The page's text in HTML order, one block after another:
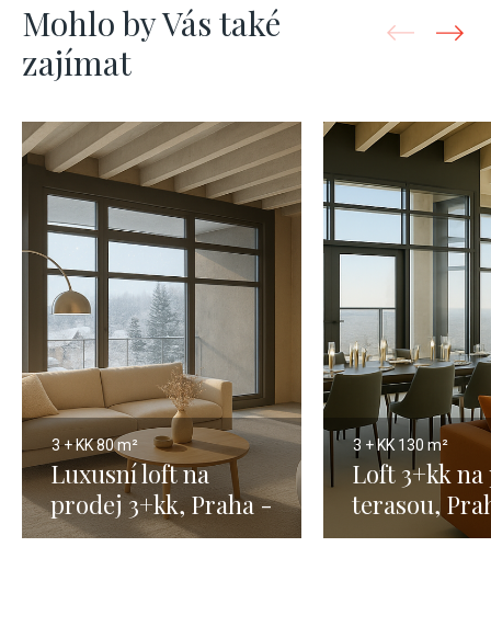
Mohlo by Vás také
zajímat
3 + KK80 m²
Luxusní loft na
prodej 3+kk, Praha -
80 m²
3 + KK 130 m²
Loft 3+kk
terasou,
m²